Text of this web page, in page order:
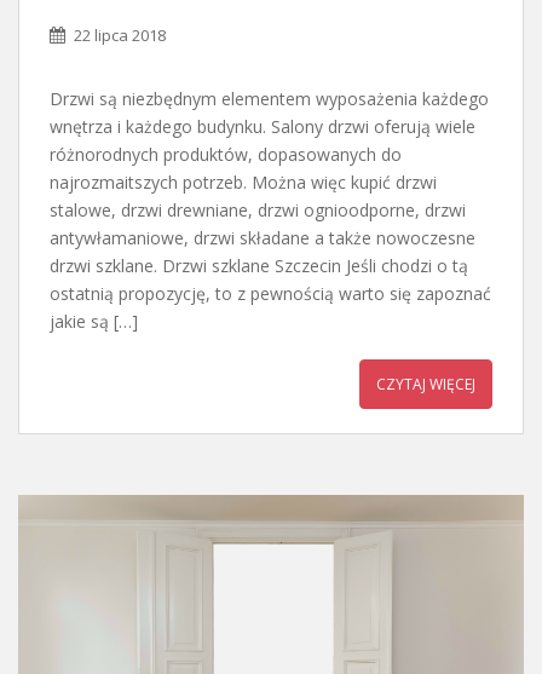
22 lipca 2018
Drzwi są niezbędnym elementem wyposażenia każdego
wnętrza i każdego budynku. Salony drzwi oferują wiele
różnorodnych produktów, dopasowanych do
najrozmaitszych potrzeb. Można więc kupić drzwi
stalowe, drzwi drewniane, drzwi ognioodporne, drzwi
antywłamaniowe, drzwi składane a także nowoczesne
drzwi szklane. Drzwi szklane Szczecin Jeśli chodzi o tą
ostatnią propozycję, to z pewnością warto się zapoznać
jakie są […]
CZYTAJ WIĘCEJ